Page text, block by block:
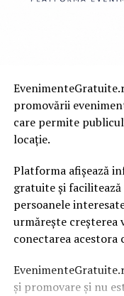
promovării
care permite
locație.
Platforma afișează
gratuite și
persoanele
urmărește
conectarea
și promovare și nu